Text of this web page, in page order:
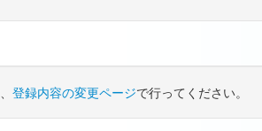
登録内容の変更ページで行ってください。